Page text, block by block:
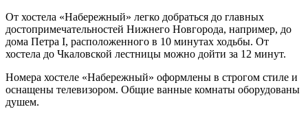
От хостела «Набережный» легко добраться до главных
достопримечательностей Нижнего Новгорода, например, до
дома Петра I, расположенного в 10 минутах ходьбы. От
хостела до Чкаловской лестницы можно дойти за 12 минут.
Номера хостеле «Набережный» оформлены в строгом стиле и
оснащены телевизором. Общие ванные комнаты оборудованы
душем.